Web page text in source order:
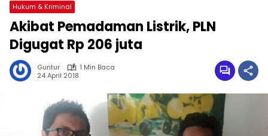
Hukum & Kriminal
Akibat Pemadaman Listrik, PLN
Digugat Rp 206 juta
Guntur
1 Min Baca
24 April 2018